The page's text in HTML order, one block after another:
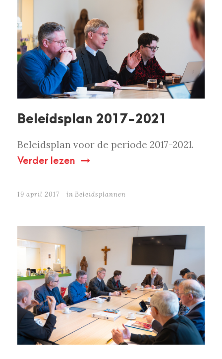
Beleidsplan 2017-2021
Beleidsplan voor de periode 2017-2021.
Verder lezen
19 april 2017 in Beleidsplannen